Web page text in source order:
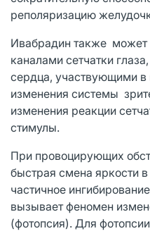
реполяризацию
Ивабрадин также может
каналами сетчатки
сердца, участвующими в
изменения системы
изменения реакции
стимулы.
При провоцирующих
быстрая смена яркости в
частичное
вызывает феномен
(фотопсия). Для